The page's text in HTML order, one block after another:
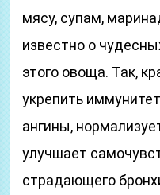
мясу, супам,
известно о
этого овоща. Так,
укрепить
ангины,
улучшает
страдающего